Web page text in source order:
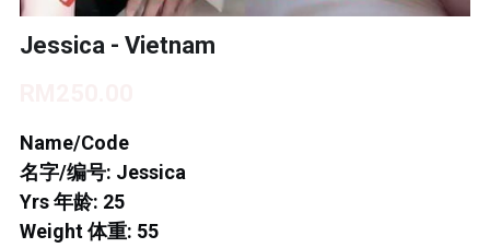
MOUNT AUSTIN 1
DESA TEBRAU 1
DESA TEBRAU 2
ROS MERAH
Jessica - Vietnam
Name/Code
名字/编号: Jessica
Yrs 年龄: 25
Weight 体重: 55